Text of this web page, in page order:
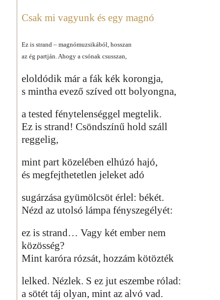
Csak mi vagyunk és egy magnó
Ez is strand – magnómuzsikából, hosszan
az ég partján. Ahogy a csónak csusszan,
eloldódik már a fák kék korongja,
s mintha evező szíved ott bolyongna,
a tested fénytelenséggel megtelik.
Ez is strand! Csöndszínű hold száll
reggelig,
mint part közelében elhúzó hajó,
és megfejthetetlen jeleket adó
sugárzása gyümölcsöt érlel: békét.
Nézd az utolsó lámpa fényszegélyét:
ez is strand… Vagy két ember nem
közösség?
Mint karóra rózsát, hozzám kötözték
lelked. Nézlek. S ez jut eszembe rólad:
a sötét táj olyan, mint az alvó vad.